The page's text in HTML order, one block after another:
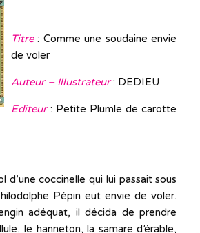
Titre: Comme une soudaine envie
de voler
Auteur – Illustrateur: DEDIEU
Editeur: Petite Plumle de carotte
d’une coccinelle qui lui passait sous
Pépin eut envie de voler.
adéquat, il décida de prendre
le hanneton, la samare d’érable,